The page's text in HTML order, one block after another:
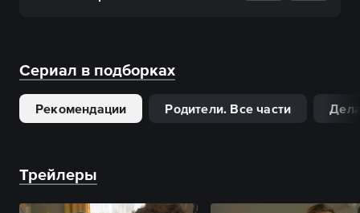
Сериал в подборках
Рекомендации Родители. Все части
Трейлеры